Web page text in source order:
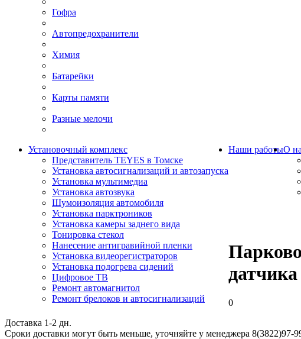
Гофра
Автопредохранители
Химия
Батарейки
Карты памяти
Разные мелочи
Установочный комплекс
Представитель TEYES в Томске
Установка автосигнализаций и автозапуска
Установка мультимедиа
Установка автозвука
Шумоизоляция автомобиля
Установка парктроников
Установка камеры заднего вида
Тонировка стекол
Нанесение антигравийной пленки
Установка видеорегистраторов
Установка подогрева сидений
Цифровое ТВ
Ремонт автомагнитол
Ремонт брелоков и автосигнализаций
Наши работыО
0
Доставка 1-2 дн.
Сроки доставки могут быть меньше, уточняйте у менеджера 8(3822)97-